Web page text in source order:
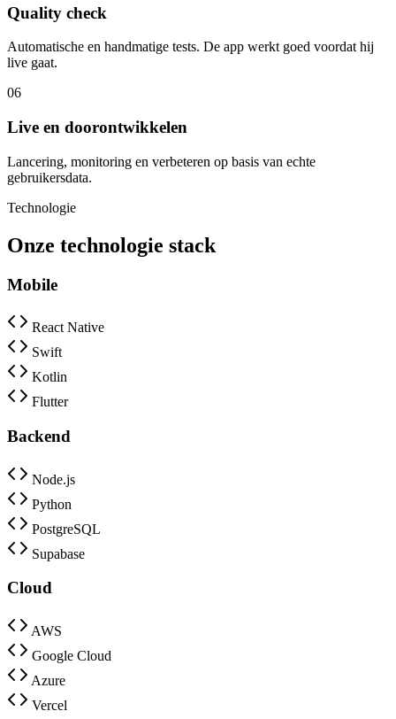
Quality check
Automatische en handmatige tests. De app werkt goed voordat hij
live gaat.
06
Live en doorontwikkelen
Lancering, monitoring en verbeteren op basis van echte
gebruikersdata.
Technologie
Onze technologie stack
Mobile
React Native
Swift
Kotlin
Flutter
Backend
Node.js
Python
PostgreSQL
Supabase
Cloud
AWS
Google Cloud
Azure
Vercel